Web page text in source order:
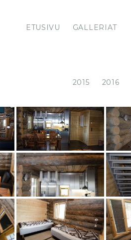
ETUSIVU GALLERIAT
2015 2016